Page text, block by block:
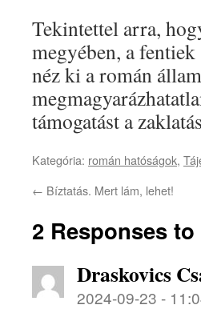
Tekintettel arra,
megyében, a
néz ki a román
támogatást a
Kategória: román hatóságok,
← Bíztatás. Mert lám, lehet!
2 Responses to
Draskovics
2024-09-23 -